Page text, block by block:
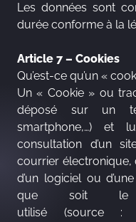
Les données sont
durée conforme à la
Article 7 – Cookies
Qu’est-ce qu’un «
Un « Cookie » ou
déposé sur un
smartphone,…)
consultation d’un
courrier électronique,
d’un logiciel ou
que soit le
utilisé (source :